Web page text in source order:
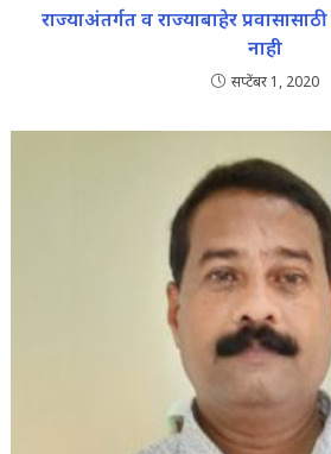
राज्याअंतर्गत व राज्याबाहेर
नाही
सप्टेंबर 1, 2020